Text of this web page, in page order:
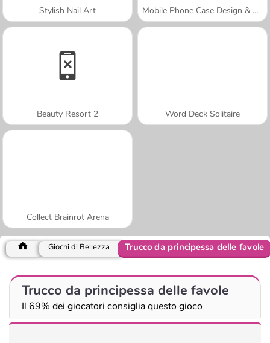
Stylish Nail Art Mobile Phone Case Design & DIY
Beauty Resort 2 Word Deck Solitaire
Collect Brainrot Arena
Giochi di Bellezza Trucco da principessa delle favole
Trucco da principessa delle favole
Il 69% dei giocatori consiglia questo gioco